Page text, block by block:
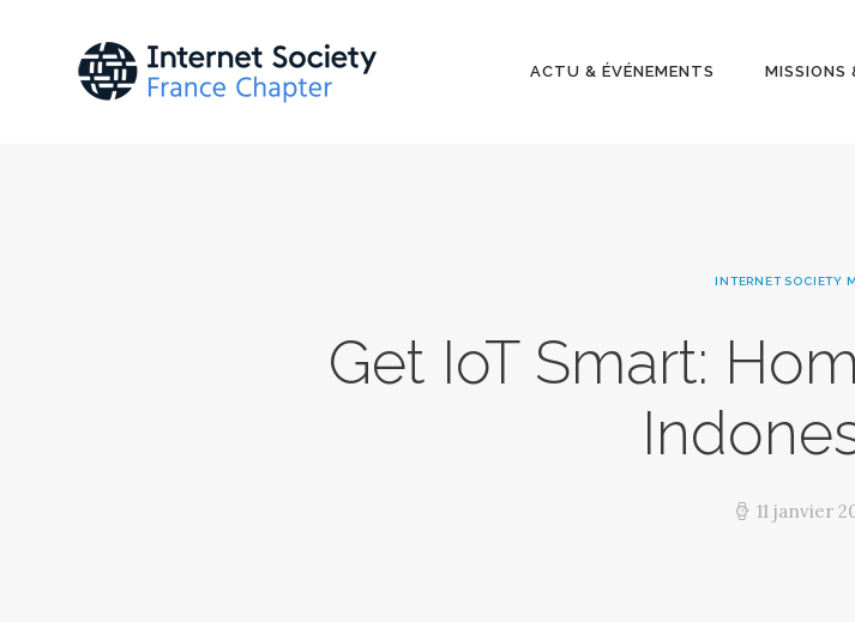
ACTU & ÉVÉNEMENTS MISSIONS
INTERNET SOCIETY
Get IoT Smart:
11 janvier